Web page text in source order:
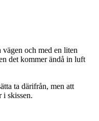
och med en liten
det kommer ändå in luft
ta därifrån, men att
i skissen.